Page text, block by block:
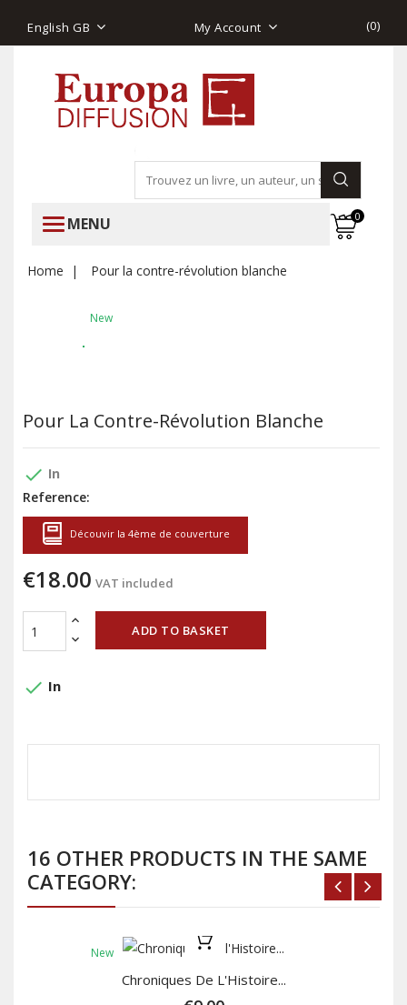
English GB My Account (0)
MENU 0
Home Pour la contre-révolution blanche
New
Pour La Contre-Révolution Blanche
done In
Reference:
Découvir la 4ème de couverture
€18.00 VAT included
ADD TO BASKET
done In
16 OTHER PRODUCTS IN THE SAME
CATEGORY:
New
Chroniques De L'Histoire...